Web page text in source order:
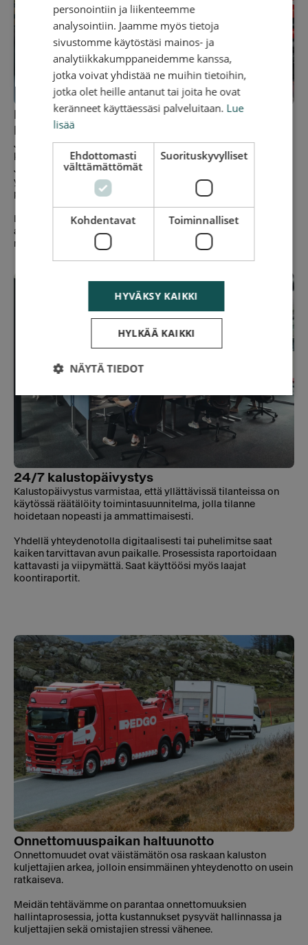
Hinaus- ja tiepalvelut Suomessa ja
Euroopassa
Joka päivä sadat autoilijat saavat apua kauttamme, olipa
kyseessä henkilöauton tai raskas kaluston kuljettaja.
Jokainen tilanne on stressaava, mutta tarjoamme empatian
yhdistettynä asiakkaan arkea helpottaviin digitaalisiin
palveluihin.
Laajan ja huolella valitun palveluntarjoajaverkostomme
avulla varmistamme, että asiakkaan matka jatkuu
mahdollisimman helposti ja nopeasti.
24/7 kalustopäivystys
Kalustopäivystus varmistaa, että yllättävissä tilanteissa on
käytössä räätälöity toimintasuunnitelma, jolla tilanne
hoidetaan nopeasti ja ammattimaisesti.
Yhdellä yhteydenotolla digitaalisesti tai puhelimitse saat
kaiken tarvittavan avun paikalle. Prosessista raportoidaan
kattavasti ja viipymättä. Saat käyttöösi myös laajat
koontiraportit.
Onnettomuuspaikan haltuunotto
Onnettomuudet ovat väistämätön osa raskaan kaluston
kuljettajien arkea, jolloin ensimmäinen yhteydenotto on usein
ratkaiseva.
Meidän tehtävämme on parantaa onnettomuuksien
hallintaprosessia, jotta kustannukset pysyvät hallinnassa ja
kuljettajien sekä omistajien stressi vähenee.
personointiin ja liikenteemme
analysointiin. Jaamme myös tietoja
sivustomme käytöstäsi mainos- ja
analytiikkakumppaneidemme kanssa,
jotka voivat yhdistää ne muihin tietoihin,
jotka olet heille antanut tai joita he ovat
keränneet käyttäessäsi palveluitaan. Lue
lisää
Ehdottomasti
välttämättömät
Suorituskyvylliset
Kohdentavat Toiminnalliset
HYVÄKSY KAIKKI
HYLKÄÄ KAIKKI
NÄYTÄ TIEDOT